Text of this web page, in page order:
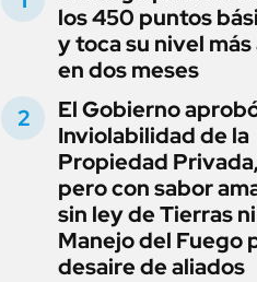
los 450 puntos
y toca su nivel
en dos meses
El Gobierno
Inviolabilidad de la
Propiedad Privada,
pero con sabor
sin ley de Tierras ni
Manejo del Fuego
desaire de aliados